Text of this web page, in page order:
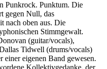
Punkrock. Punktum. Die
gegen Null, das
nach oben aus. Die
Stimmgewalt.
(guitar/vocals),
Tidwell (drums/vocals)
einer eigenen Band gewesen.